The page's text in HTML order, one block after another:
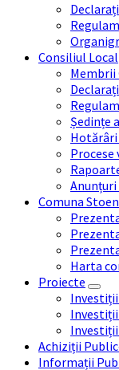
Consiliul Local
Membrii
Ședințe
Hotărâri
Comuna
Harta
Proiecte
Investiții
Achiziții
Informații